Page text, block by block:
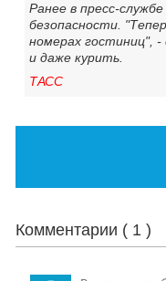
Ранее в пресс-
безопасности.
номерах гостиниц",
и даже курить.
ТАСС
Комментарии ( 1 )